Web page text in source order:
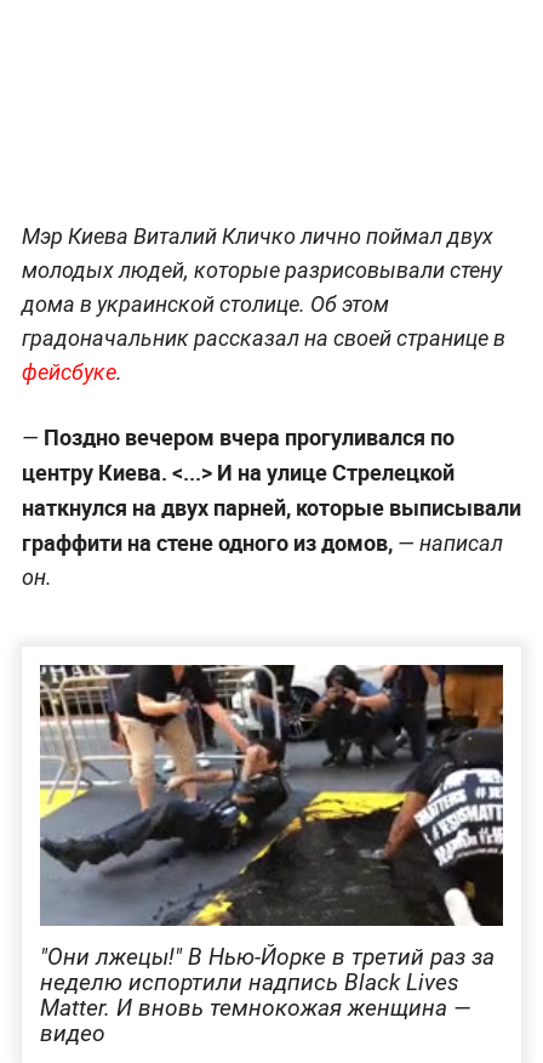
Мэр Киева Виталий Кличко лично поймал двух
молодых людей, которые разрисовывали стену
дома в украинской столице. Об этом
градоначальник рассказал на своей странице в
фейсбуке.
— Поздно вечером вчера прогуливался по
центру Киева. <...> И на улице Стрелецкой
наткнулся на двух парней, которые выписывали
граффити на стене одного из домов, — написал
он.
"Они лжецы!" В Нью-Йорке в третий раз за
неделю испортили надпись Black Lives
Matter. И вновь темнокожая женщина —
видео